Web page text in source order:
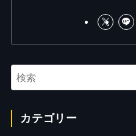
カテゴリー